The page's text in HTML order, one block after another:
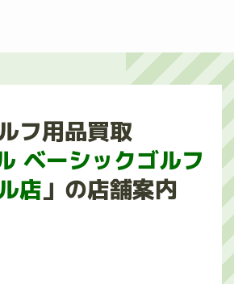
フ用品買取
ベーシックゴルフ
店」の店舗案内